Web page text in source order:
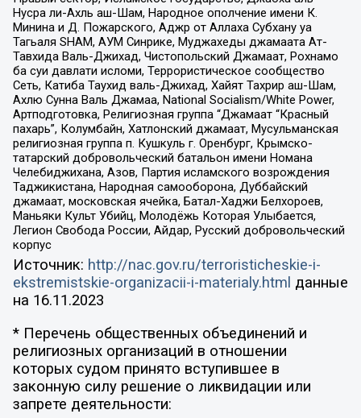
Нусра ли-Ахль аш-Шам, Народное ополчение имени К.
Минина и Д. Пожарского, Аджр от Аллаха Субхану уа
Тагьаля SHAM, АУМ Синрике, Муджахеды джамаата Ат-
Тавхида Валь-Джихад, Чистопольский Джамаат, Рохнамо
ба суи давлати исломи, Террористическое сообщество
Сеть, Катиба Таухид валь-Джихад, Хайят Тахрир аш-Шам,
Ахлю Сунна Валь Джамаа, National Socialism/White Power,
Артподготовка, Религиозная группа “Джамаат “Красный
пахарь”, Колумбайн, Хатлонский джамаат, Мусульманская
религиозная группа п. Кушкуль г. Оренбург, Крымско-
татарский добровольческий батальон имени Номана
Челебиджихана, Азов, Партия исламского возрождения
Таджикистана, Народная самооборона, Дуббайский
джамаат, московская ячейка, Батал-Хаджи Белхороев,
Маньяки Культ Убийц, Молодёжь Которая Улыбается,
Легион Свобода России, Айдар, Русский добровольческий
корпус
Источник: http://nac.gov.ru/terroristicheskie-i-
ekstremistskie-organizacii-i-materialy.html данные
на 16.11.2023
* Перечень общественных объединений и
религиозных организаций в отношении
которых судом принято вступившее в
законную силу решение о ликвидации или
запрете деятельности: